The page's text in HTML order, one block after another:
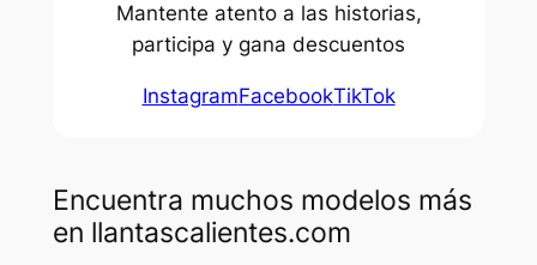
Mantente atento a las historias,
participa y gana descuentos
InstagramFacebookTikTok
Encuentra muchos modelos más
en llantascalientes.com